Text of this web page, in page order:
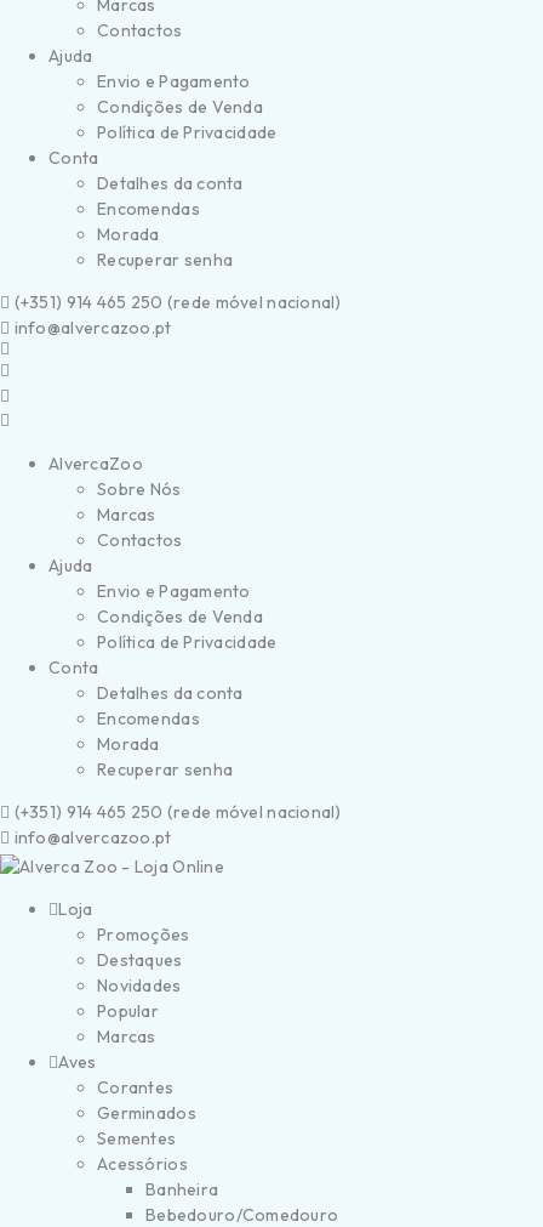
Marcas
Contactos
Ajuda
Envio e Pagamento
Condições de Venda
Política de Privacidade
Conta
Detalhes da conta
Encomendas
Morada
Recuperar senha
(+351) 914 465 250 (rede móvel nacional)
info@alvercazoo.pt
AlvercaZoo
Sobre Nós
Marcas
Contactos
Ajuda
Envio e Pagamento
Condições de Venda
Política de Privacidade
Conta
Detalhes da conta
Encomendas
Morada
Recuperar senha
(+351) 914 465 250 (rede móvel nacional)
info@alvercazoo.pt
Loja
Promoções
Destaques
Novidades
Popular
Marcas
Aves
Corantes
Germinados
Sementes
Acessórios
Banheira
Bebedouro/Comedouro